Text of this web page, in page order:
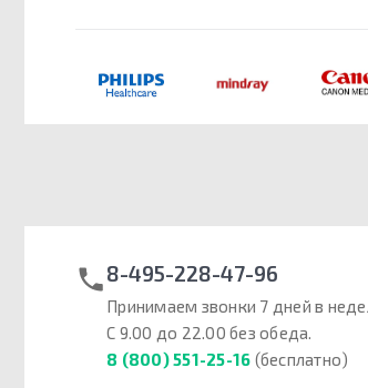
8-495-228-47-96
Принимаем звонки 7 дней в
С 9.00 до 22.00 без обеда.
8 (800) 551-25-16 (бесплатно)